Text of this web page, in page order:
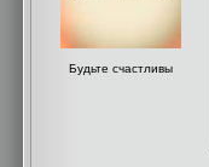
Будьте счастливы